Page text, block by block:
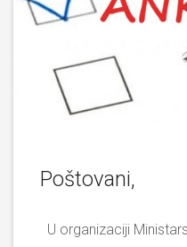
Poštovani,
U organizaciji